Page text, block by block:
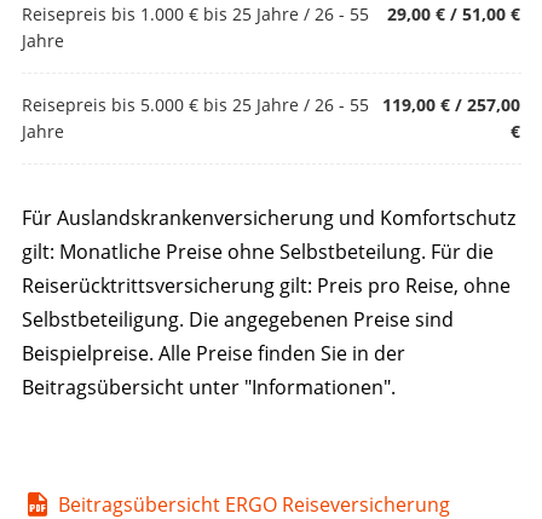
Reisepreis bis 1.000 € bis 25 Jahre / 26 - 55
Jahre
29,00 € / 51,00 €
Reisepreis bis 5.000 € bis 25 Jahre / 26 - 55
Jahre
119,00 € / 257,00
€
Für Auslandskrankenversicherung und Komfortschutz
gilt: Monatliche Preise ohne Selbstbeteilung. Für die
Reiserücktrittsversicherung gilt: Preis pro Reise, ohne
Selbstbeteiligung. Die angegebenen Preise sind
Beispielpreise. Alle Preise finden Sie in der
Beitragsübersicht unter "Informationen".
Beitragsübersicht ERGO Reiseversicherung